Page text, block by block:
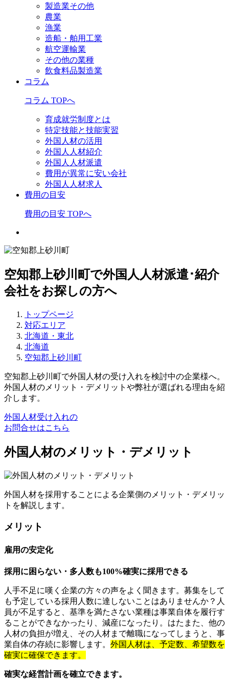
製造業その他
農業
漁業
造船・舶用工業
航空運輸業
その他の業種
飲食料品製造業
コラム
コラム TOPへ
育成就労制度とは
特定技能と技能実習
外国人材の活用
外国人人材紹介
外国人人材派遣
費用が異常に安い会社
外国人人材求人
費用の目安
費用の目安 TOPへ
空知郡上砂川町で外国人人材派遣･紹介
会社をお探しの方へ
トップページ
対応エリア
北海道・東北
北海道
空知郡上砂川町
空知郡上砂川町で外国人材の受け入れを検討中の企業様へ。
外国人材のメリット・デメリットや弊社が選ばれる理由を紹
介します。
外国人材受け入れの
お問合せはこちら
外国人材のメリット・デメリット
外国人材を採用することによる企業側のメリット・デメリッ
トを解説します。
メリット
雇用の安定化
採用に困らない・多人数も100%確実に採用できる
人手不足に嘆く企業の方々の声をよく聞きます。募集をして
も予定している採用人数に達しないことはありませんか？人
員が不足すると、基準を満たさない業種は事業自体を履行す
ることができなかったり、減産になったり。はたまた、他の
人材の負担が増え、その人材まで離職になってしまうと、事
業自体の存続に影響します。 外国人材は、予定数、希望数を
確実に確保できます。
確実な経営計画を確立できます。